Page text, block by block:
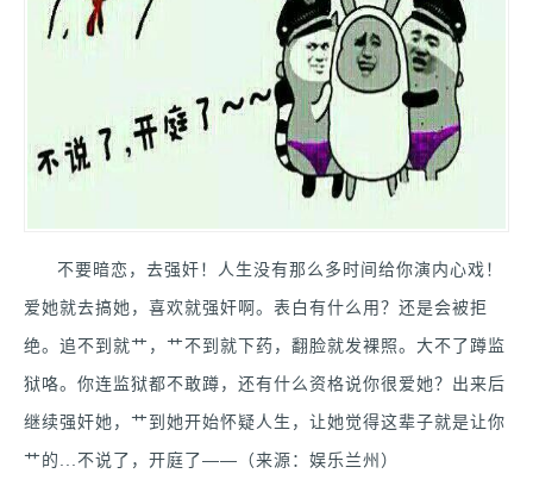
不要暗恋，去强奸！人生没有那么多时间给你演内心戏！
爱她就去搞她，喜欢就强奸啊。表白有什么用？还是会被拒
绝。追不到就艹，艹不到就下药，翻脸就发裸照。大不了蹲监
狱咯。你连监狱都不敢蹲，还有什么资格说你很爱她？出来后
继续强奸她，艹到她开始怀疑人生，让她觉得这辈子就是让你
艹的...不说了，开庭了——（来源：娱乐兰州）